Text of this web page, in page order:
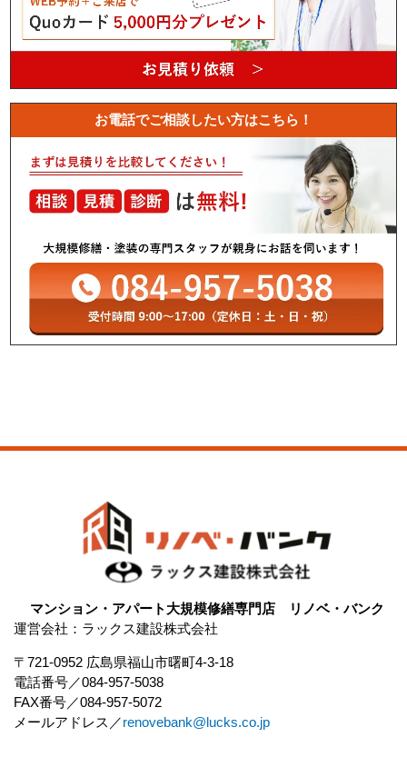
お電話でご相談したい方はこちら！
マンション・アパート大規模修繕専門店 リノベ・バンク
運営会社：ラックス建設株式会社
〒721-0952 広島県福山市曙町4-3-18
電話番号
084-957-5038
FAX番号
084-957-5072
メールアドレス
renovebank@lucks.co.jp